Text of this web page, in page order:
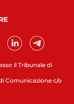
il Tribunale di
Comunicazione c/o